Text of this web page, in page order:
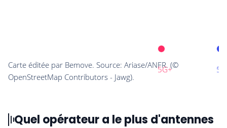
Quel opérateur a le plus d'antennes